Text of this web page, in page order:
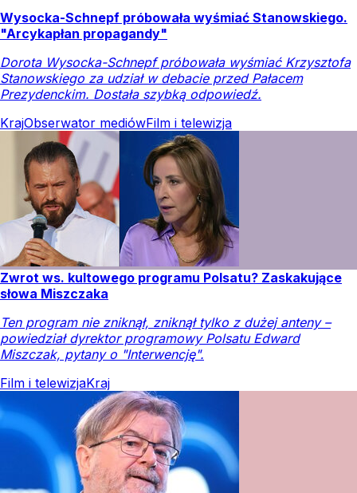
Wysocka-Schnepf próbowała wyśmiać Stanowskiego.
"Arcykapłan propagandy"
Dorota Wysocka-Schnepf próbowała wyśmiać Krzysztofa
Stanowskiego za udział w debacie przed Pałacem
Prezydenckim. Dostała szybką odpowiedź.
KrajObserwator mediówFilm i telewizja
Zwrot ws. kultowego programu Polsatu? Zaskakujące
słowa Miszczaka
Ten program nie zniknął, zniknął tylko z dużej anteny –
powiedział dyrektor programowy Polsatu Edward
Miszczak, pytany o "Interwencję".
Film i telewizjaKraj